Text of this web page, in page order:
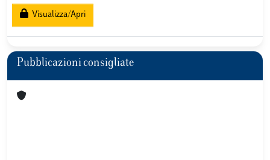
Visualizza/Apri
Pubblicazioni consigliate